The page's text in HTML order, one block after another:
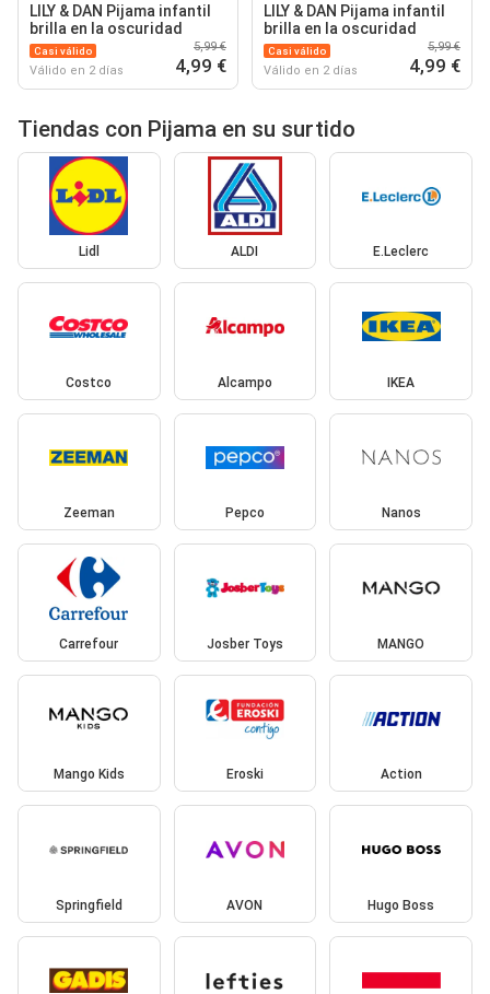
LILY & DAN Pijama infantil
brilla en la oscuridad
Casi válido
Válido en 2 días
5,99 €
4,99 €
LILY & DAN Pijama infantil
brilla en la oscuridad
Casi válido
Válido en 2 días
5,99 €
4,99 €
Tiendas con Pijama en su surtido
Lidl ALDI E.Leclerc
Costco Alcampo IKEA
Zeeman Pepco Nanos
Carrefour Josber Toys MANGO
Mango Kids Eroski Action
Springfield AVON Hugo Boss